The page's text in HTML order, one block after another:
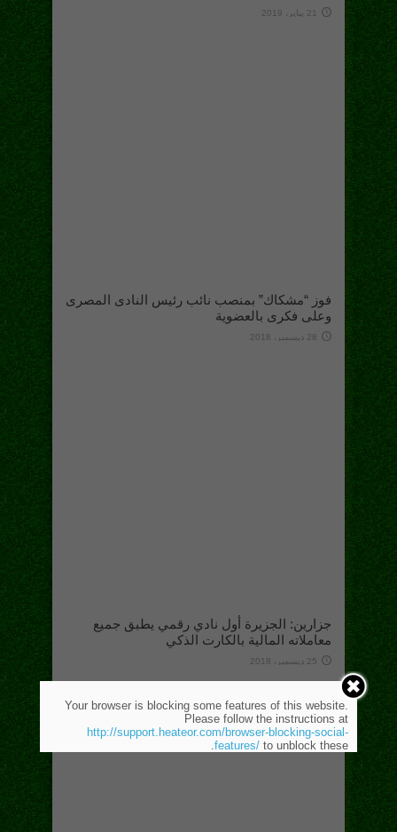
21 يناير، 2019
فوز “مشكاك” بمنصب نائب رئيس النادى المصرى
وعلى فكرى بالعضوية
28 ديسمبر، 2018
جزارين: الجزيرة أول نادي رقمي يطبق جميع
معاملاته المالية بالكارت الذكي
25 ديسمبر، 2018
Your browser is blocking some features of this website.
Please follow the instructions at
http://support.heateor.com/browser-blocking-social-
features/ to unblock these.